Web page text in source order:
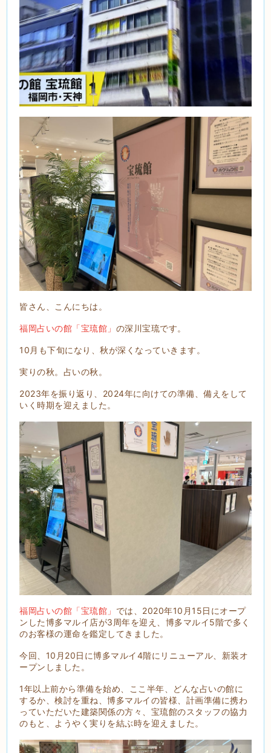
皆さん、こんにちは。
福岡占いの館「宝琉館」 の深川宝琉です。
10月も下旬になり、秋が深くなっていきます。
実りの秋。占いの秋。
2023年を振り返り、2024年に向けての準備、備えをして
いく時期を迎えました。
福岡占いの館「宝琉館」 では、2020年10月15日にオープ
ンした博多マルイ店が3周年を迎え、博多マルイ5階で多く
のお客様の運命を鑑定してきました。
今回、10月20日に博多マルイ4階にリニューアル、新装オ
ープンしました。
1年以上前から準備を始め、ここ半年、どんな占いの館に
するか、検討を重ね、博多マルイの皆様、計画準備に携わ
っていただいた建築関係の方々、宝琉館のスタッフの協力
のもと、ようやく実りを結ぶ時を迎えました。